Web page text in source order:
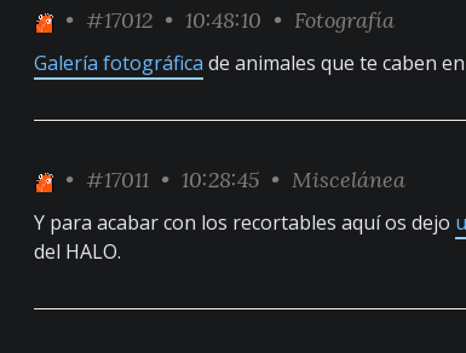
• #17012 • 10:48:10 • Fotografía
Galería fotográfica de animales que te caben
• #17011 • 10:28:45 • Miscelánea
Y para acabar con los recortables aquí os dejo
del HALO.